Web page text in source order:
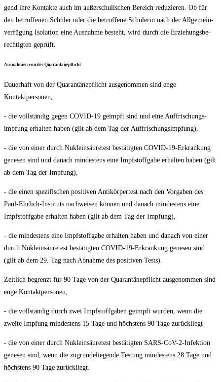
gend ihre Kon­tak­te auch im außer­schu­li­schen Bereich redu­zie­ren. Ob für
den betrof­fe­nen Schü­ler oder die betrof­fe­ne Schü­le­rin nach der All­ge­mein­
ver­fü­gung Iso­la­ti­on eine Aus­nah­me besteht, wird durch die Erzie­hungs­be­
rech­tig­ten geprüft.
Aus­nah­men von der Quarantänepflicht
Dau­er­haft von der Qua­ran­tä­ne­pflicht aus­ge­nom­men sind enge
Kontaktpersonen,
- die voll­stän­dig gegen COVID-19 geimpft sind und eine Auf­fri­schungs­
imp­fung erhal­ten haben (gilt ab dem Tag der Auffrischungsimpfung),
- die von einer durch Nukle­in­säu­re­test bestä­tig­ten COVID-19-Erkran­kung
gene­sen sind und danach min­des­tens eine Impf­stoff­ga­be erhal­ten haben (gilt
ab dem Tag der Impfung),
- die einen spe­zi­fi­schen posi­ti­ven Anti­kör­per­test nach den Vor­ga­ben des
Paul-Ehr­lich-Insti­tuts nach­wei­sen kön­nen und danach min­des­tens eine
Impf­stoff­ga­be erhal­ten haben (gilt ab dem Tag der Impfung),
- die min­des­tens eine Impf­stoff­ga­be erhal­ten haben und danach von einer
durch Nukle­in­säu­re­test bestä­tig­ten COVID-19-Erkran­kung gene­sen sind
(gilt ab dem 29. Tag nach Abnah­me des posi­ti­ven Tests).
Zeit­lich begrenzt für 90 Tage von der Qua­ran­tä­ne­pflicht aus­ge­nom­men sind
enge Kontaktpersonen,
- die voll­stän­dig durch zwei Impf­stoff­ga­ben geimpft wur­den, wenn die
zwei­te Imp­fung min­des­tens 15 Tage und höchs­tens 90 Tage zurückliegt
- die von einer durch Nukle­in­säu­re­test bestä­tig­ten SARS-CoV-2-Infek­ti­on
gene­sen sind, wenn die zugrun­de­lie­gen­de Tes­tung min­des­tens 28 Tage und
höchs­tens 90 Tage zurückliegt.